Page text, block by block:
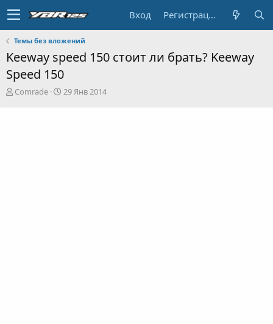
Вход Регистрация
Темы без вложений
Keeway speed 150 стоит ли брать? Keeway
Speed 150
А
Comrade
Д
29 Янв 2014